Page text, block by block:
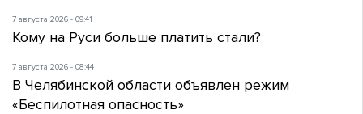
7 августа 2026 - 09:41
Кому на Руси больше платить стали?
7 августа 2026 - 08:44
В Челябинской области объявлен режим
«Беспилотная опасность»